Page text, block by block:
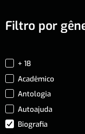
Filtro por
+ 18
Acadêmico
Antologia
Autoajuda
Biografia